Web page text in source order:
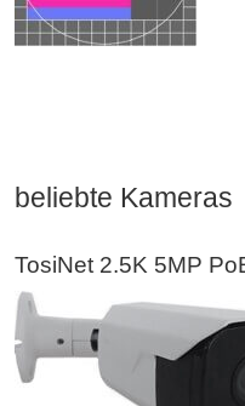
beliebte Kameras
TosiNet 2.5K 5MP